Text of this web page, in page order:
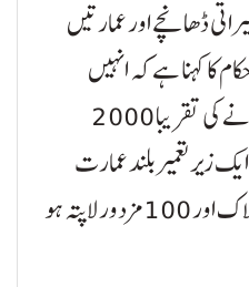
ڈھانچے اور عمارتیں
کا کہنا ہے کہ انہیں
تعمیراتی اسٹرکچر میں کریکس پڑنے کی تقریبا 2000
زیر تعمیر بلند عمارت
گرنے سے کم از کم 10 افراد ہلاک اور 100 مزدور لاپتہ ہو